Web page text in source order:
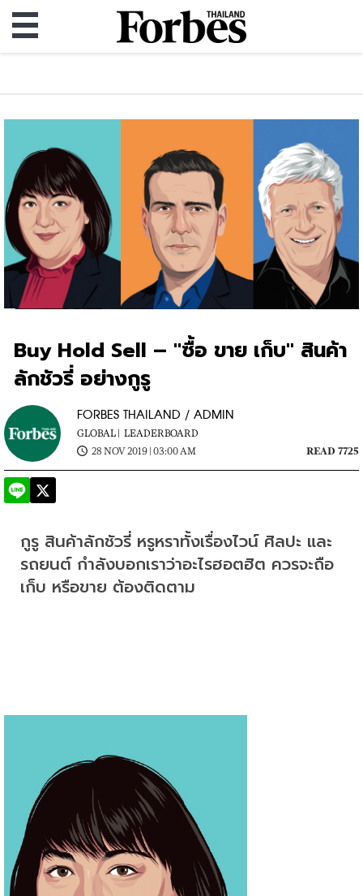
Buy Hold Sell – "ซื้อ ขาย เก็บ" สินค้า
ลักชัวรี่ อย่างกูรู
FORBES THAILAND / ADMIN
GLOBAL | LEADERBOARD
28 NOV 2019 | 03:00 AM
READ 7725
กูรู สินค้าลักชัวรี่ หรูหราทั้งเรื่องไวน์ ศิลปะ และ
รถยนต์ กำลังบอกเราว่าอะไรฮอตฮิต ควรจะถือ
เก็บ หรือขาย ต้องติดตาม